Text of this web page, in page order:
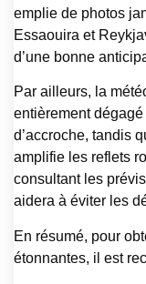
emplie de photos
Essaouira et
d’une bonne
Par ailleurs, la
entièrement
d’accroche, tandis
amplifie les reflets
consultant les
aidera à éviter les
En résumé, pour
étonnantes, il est